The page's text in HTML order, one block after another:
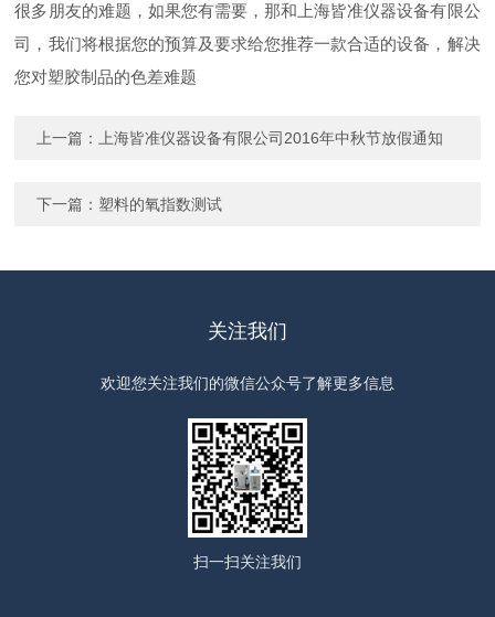
很多朋友的难题，如果您有需要，那和上海皆准仪器设备有限公
司，我们将根据您的预算及要求给您推荐一款合适的设备，解决
您对塑胶制品的色差难题
上一篇： 上海皆准仪器设备有限公司2016年中秋节放假通知
下一篇： 塑料的氧指数测试
关注我们
欢迎您关注我们的微信公众号了解更多信息
扫一扫关注我们